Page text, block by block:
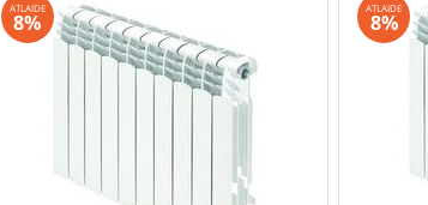
ATLAIDE
8%
ATLAIDE
8%